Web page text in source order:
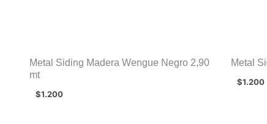
Metal Siding Madera Wengue Negro 2,90
mt
$1.200
Metal
$1.200